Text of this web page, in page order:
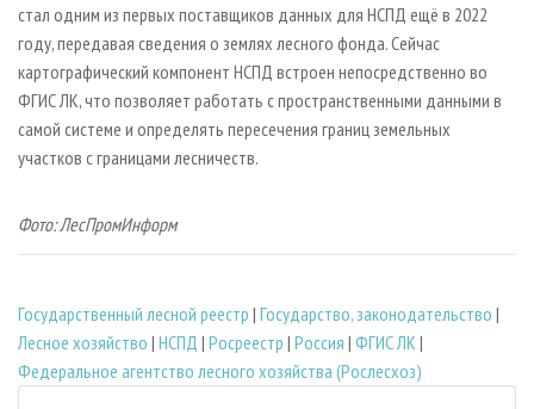
стал одним из первых поставщиков данных для НСПД ещё в 2022
году, передавая сведения о землях лесного фонда. Сейчас
картографический компонент НСПД встроен непосредственно во
ФГИС ЛК, что позволяет работать с пространственными данными в
самой системе и определять пересечения границ земельных
участков с границами лесничеств.
Фото: ЛесПромИнформ
Государственный лесной реестр | Государство, законодательство |
Лесное хозяйство | НСПД | Росреестр | Россия | ФГИС ЛК |
Федеральное агентство лесного хозяйства (Рослесхоз)